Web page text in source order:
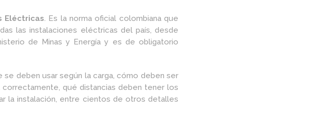
Eléctricas. Es la norma oficial colombiana que
las instalaciones eléctricas del país, desde
de Minas y Energía y es de obligatorio
deben usar según la carga, cómo deben ser
qué distancias deben tener los
la instalación, entre cientos de otros detalles